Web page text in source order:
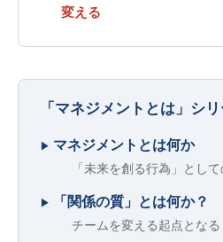
変える
「マネジメントとは」シ
マネジメントとは何か
「未来を創る行為」とし
「関係の質」とは何か？
チームを変える起点とな